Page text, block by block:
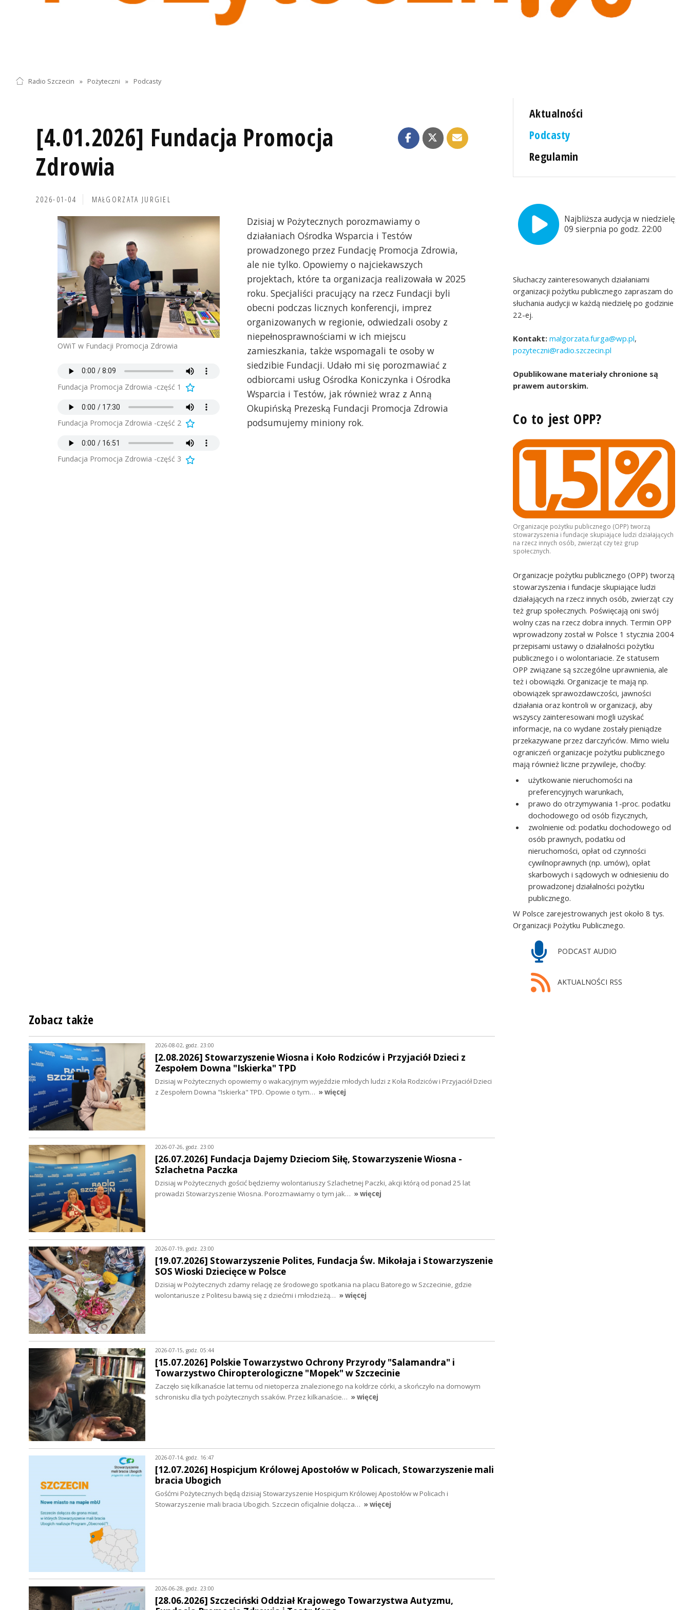
Radio Szczecin » Pożyteczni » Podcasty
[4.01.2026] Fundacja Promocja
Zdrowia
2026-01-04 MAŁGORZATA JURGIEL
OWiT w Fundacji Promocja Zdrowia
Fundacja Promocja Zdrowia -część 1
Fundacja Promocja Zdrowia -część 2
Fundacja Promocja Zdrowia -część 3
Dzisiaj w Pożytecznych porozmawiamy o
działaniach Ośrodka Wsparcia i Testów
prowadzonego przez Fundację Promocja Zdrowia,
ale nie tylko. Opowiemy o najciekawszych
projektach, które ta organizacja realizowała w 2025
roku. Specjaliści pracujący na rzecz Fundacji byli
obecni podczas licznych konferencji, imprez
organizowanych w regionie, odwiedzali osoby z
niepełnosprawnościami w ich miejscu
zamieszkania, także wspomagali te osoby w
siedzibie Fundacji. Udało mi się porozmawiać z
odbiorcami usług Ośrodka Koniczynka i Ośrodka
Wsparcia i Testów, jak również wraz z Anną
Okupińską Prezeską Fundacji Promocja Zdrowia
podsumujemy miniony rok.
Aktualności
Podcasty
Regulamin
Najbliższa audycja w niedzielę,
09 sierpnia po godz. 22:00
Słuchaczy zainteresowanych działaniami
organizacji pożytku publicznego zapraszam do
słuchania audycji w każdą niedzielę po godzinie
22-ej.
Kontakt: malgorzata.furga@wp.pl,
pozyteczni@radio.szczecin.pl
Opublikowane materiały chronione są
prawem autorskim.
Co to jest OPP?
Organizacje pożytku publicznego (OPP) tworzą
stowarzyszenia i fundacje skupiające ludzi działających
na rzecz innych osób, zwierząt czy też grup
społecznych.
Organizacje pożytku publicznego (OPP) tworzą
stowarzyszenia i fundacje skupiające ludzi
działających na rzecz innych osób, zwierząt czy
też grup społecznych. Poświęcają oni swój
wolny czas na rzecz dobra innych. Termin OPP
wprowadzony został w Polsce 1 stycznia 2004
przepisami ustawy o działalności pożytku
publicznego i o wolontariacie. Ze statusem
OPP związane są szczególne uprawnienia, ale
też i obowiązki. Organizacje te mają np.
obowiązek sprawozdawczości, jawności
działania oraz kontroli w organizacji, aby
wszyscy zainteresowani mogli uzyskać
informacje, na co wydane zostały pieniądze
przekazywane przez darczyńców. Mimo wielu
ograniczeń organizacje pożytku publicznego
mają również liczne przywileje, choćby:
użytkowanie nieruchomości na
preferencyjnych warunkach,
prawo do otrzymywania 1-proc. podatku
dochodowego od osób fizycznych,
zwolnienie od: podatku dochodowego od
osób prawnych, podatku od
nieruchomości, opłat od czynności
cywilnoprawnych (np. umów), opłat
skarbowych i sądowych w odniesieniu do
prowadzonej działalności pożytku
publicznego.
W Polsce zarejestrowanych jest około 8 tys.
Organizacji Pożytku Publicznego.
PODCAST AUDIO
AKTUALNOŚCI RSS
Zobacz także
2026-08-02, godz. 23:00
[2.08.2026] Stowarzyszenie Wiosna i Koło Rodziców i Przyjaciół Dzieci z
Zespołem Downa "Iskierka" TPD
Dzisiaj w Pożytecznych opowiemy o wakacyjnym wyjeździe młodych ludzi z Koła Rodziców i Przyjaciół Dzieci
z Zespołem Downa "Iskierka" TPD. Opowie o tym… » więcej
2026-07-26, godz. 23:00
[26.07.2026] Fundacja Dajemy Dzieciom Siłę, Stowarzyszenie Wiosna -
Szlachetna Paczka
Dzisiaj w Pożytecznych gościć będziemy wolontariuszy Szlachetnej Paczki, akcji którą od ponad 25 lat
prowadzi Stowarzyszenie Wiosna. Porozmawiamy o tym jak… » więcej
2026-07-19, godz. 23:00
[19.07.2026] Stowarzyszenie Polites, Fundacja Św. Mikołaja i Stowarzyszenie
SOS Wioski Dziecięce w Polsce
Dzisiaj w Pożytecznych zdamy relację ze środowego spotkania na placu Batorego w Szczecinie, gdzie
wolontariusze z Politesu bawią się z dziećmi i młodzieżą… » więcej
2026-07-15, godz. 05:44
[15.07.2026] Polskie Towarzystwo Ochrony Przyrody "Salamandra" i
Towarzystwo Chiropterologiczne "Mopek" w Szczecinie
Zaczęło się kilkanaście lat temu od nietoperza znalezionego na kołdrze córki, a skończyło na domowym
schronisku dla tych pożytecznych ssaków. Przez kilkanaście… » więcej
2026-07-14, godz. 16:47
[12.07.2026] Hospicjum Królowej Apostołów w Policach, Stowarzyszenie mali
bracia Ubogich
Gośćmi Pożytecznych będą dzisiaj Stowarzyszenie Hospicjum Królowej Apostołów w Policach i
Stowarzyszenie mali bracia Ubogich. Szczecin oficjalnie dołącza… » więcej
2026-06-28, godz. 23:00
[28.06.2026] Szczeciński Oddział Krajowego Towarzystwa Autyzmu,